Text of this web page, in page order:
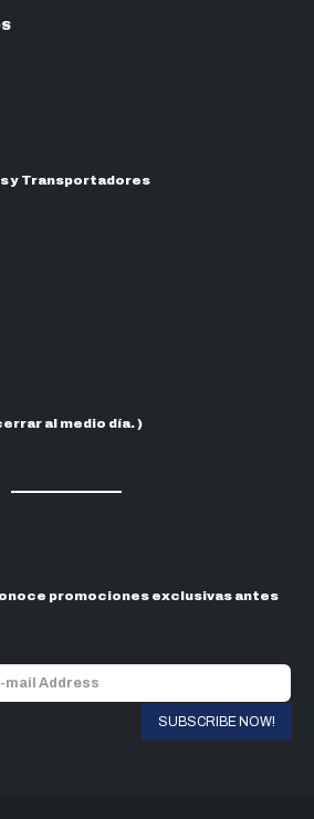
y Transportadores
al medio día. )
promociones exclusivas antes